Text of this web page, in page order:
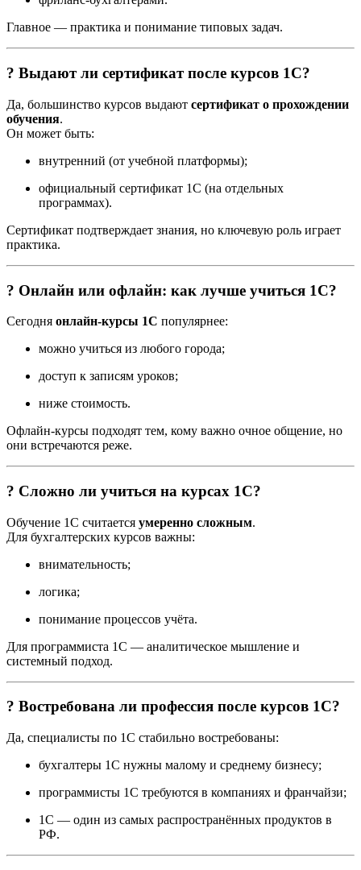
Главное — практика и понимание типовых задач.
? Выдают ли сертификат после курсов 1С?
Да, большинство курсов выдают сертификат о прохождении
обучения.
Он может быть:
внутренний (от учебной платформы);
официальный сертификат 1С (на отдельных
программах).
Сертификат подтверждает знания, но ключевую роль играет
практика.
? Онлайн или офлайн: как лучше учиться 1С?
Сегодня онлайн-курсы 1С популярнее:
можно учиться из любого города;
доступ к записям уроков;
ниже стоимость.
Офлайн-курсы подходят тем, кому важно очное общение, но
они встречаются реже.
? Сложно ли учиться на курсах 1С?
Обучение 1С считается умеренно сложным.
Для бухгалтерских курсов важны:
внимательность;
логика;
понимание процессов учёта.
Для программиста 1С — аналитическое мышление и
системный подход.
? Востребована ли профессия после курсов 1С?
Да, специалисты по 1С стабильно востребованы:
бухгалтеры 1С нужны малому и среднему бизнесу;
программисты 1С требуются в компаниях и франчайзи;
1С — один из самых распространённых продуктов в
РФ.